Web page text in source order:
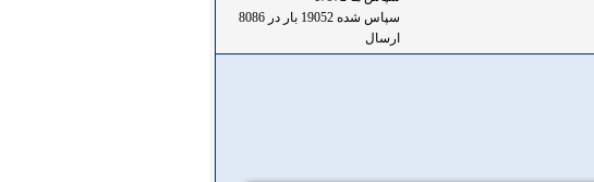
سپاس شده 19052 بار در 8086
ارسال